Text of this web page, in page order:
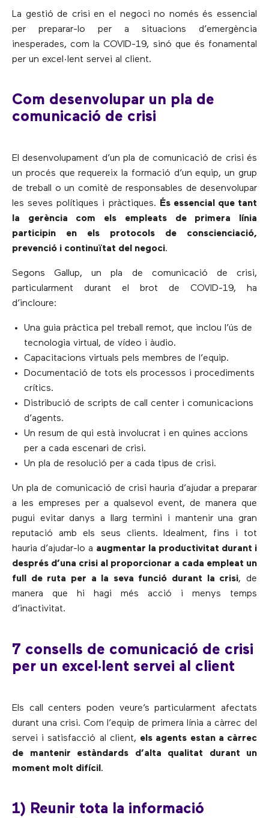
La gestió de crisi en el negoci no només és essencial
per preparar-lo per a situacions d’emergència
inesperades, com la COVID-19, sinó que és fonamental
per un excel·lent servei al client.
Com desenvolupar un pla de
comunicació de crisi
El desenvolupament d’un pla de comunicació de crisi és
un procés que requereix la formació d’un equip, un grup
de treball o un comitè de responsables de desenvolupar
les seves polítiques i pràctiques.
És essencial que tant
la gerència com els empleats de primera línia
participin en els protocols de conscienciació,
prevenció i continuïtat del negoci.
Segons Gallup, un pla de comunicació de crisi,
particularment durant el brot de COVID-19, ha
d’incloure:
Una guia pràctica pel treball remot, que inclou l’ús de
tecnologia virtual, de vídeo i àudio.
Capacitacions virtuals pels membres de l’equip.
Documentació de tots els processos i procediments
crítics.
Distribució de scripts de call center i comunicacions
d’agents.
Un resum de qui està involucrat i en quines accions
per a cada escenari de crisi.
Un pla de resolució per a cada tipus de crisi.
Un pla de comunicació de crisi hauria d’ajudar a preparar
a les empreses per a qualsevol event, de manera que
pugui evitar danys a llarg termini i mantenir una gran
reputació amb els seus clients. Idealment, fins i tot
hauria d’ajudar-lo a augmentar la productivitat durant i
després d’una crisi al proporcionar a cada empleat un
full de ruta per a la seva funció durant la crisi, de
manera que hi hagi més acció i menys temps
d’inactivitat.
7 consells de comunicació de crisi
per un excel·lent servei al client
Els call centers poden veure’s particularment afectats
durant una crisi. Com l’equip de primera línia a càrrec del
servei i satisfacció al client, els agents estan a càrrec
de mantenir estàndards d’alta qualitat durant un
moment molt difícil .
1) Reunir tota la informació